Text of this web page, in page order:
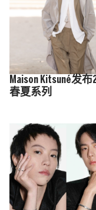
Maison Kitsuné发布
春夏系列